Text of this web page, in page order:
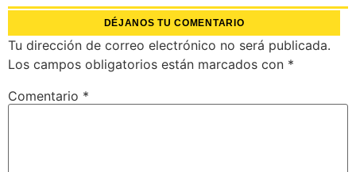
DÉJANOS TU COMENTARIO
Tu dirección de correo electrónico no será publicada.
Los campos obligatorios están marcados con *
Comentario *